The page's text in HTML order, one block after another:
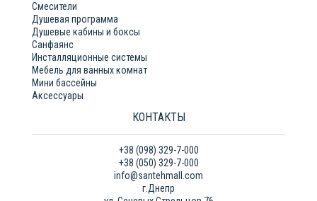
Смесители
Душевая программа
Душевые кабины и боксы
Санфаянс
Инсталляционные системы
Мебель для ванных комнат
Мини бассейны
Аксессуары
КОНТАКТЫ
+38 (098) 329-7-000
+38 (050) 329-7-000
info@santehmall.com
г.Днепр